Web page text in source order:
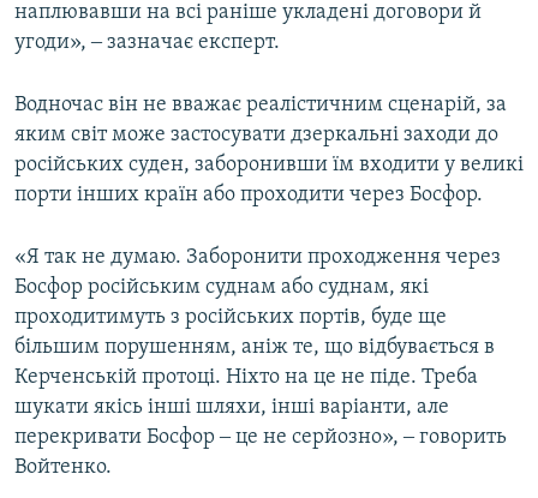
наплювавши на всі раніше укладені договори й
угоди», ‒ зазначає експерт.
Водночас він не вважає реалістичним сценарій, за
яким світ може застосувати дзеркальні заходи до
російських суден, заборонивши їм входити у великі
порти інших країн або проходити через Босфор.
«Я так не думаю. Заборонити проходження через
Босфор російським суднам або суднам, які
проходитимуть з російських портів, буде ще
більшим порушенням, аніж те, що відбувається в
Керченській протоці. Ніхто на це не піде. Треба
шукати якісь інші шляхи, інші варіанти, але
перекривати Босфор ‒ це не серйозно», ‒ говорить
Войтенко.